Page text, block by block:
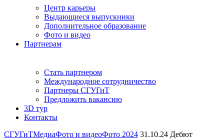
Центр карьеры
Выдающиеся выпускники
Дополнительное образование
Фото и видео
Партнерам
Стать партнером
Международное сотрудничество
Партнеры СГУГиТ
Предложить вакансию
3D тур
Контакты
СГУГиТМедиаФото и видеоФото 2024 31.10.24 Дебют